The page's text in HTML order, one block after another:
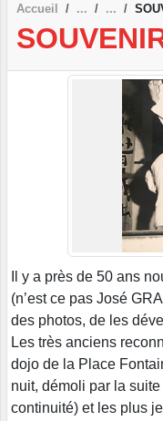
Accueil
Il y a près de 50 ans
(n’est ce pas José
des photos, de les
Les très anciens
dojo de la Place
nuit, démoli par la
continuité) et les plus